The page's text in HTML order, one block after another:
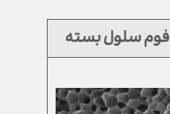
فوم سلول بسته